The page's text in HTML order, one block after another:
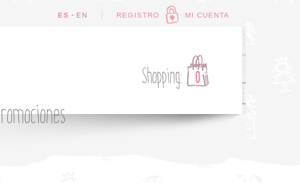
REGISTRO MI CUENTA
ES - EN
Shopping: 0